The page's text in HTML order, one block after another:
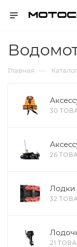
Главная — Каталог
30
26
32
21